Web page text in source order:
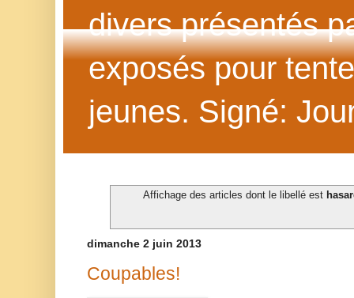
divers présentés
exposés pour
jeunes. Signé:
Affichage des articles dont le libellé est
dimanche 2 juin 2013
Coupables!